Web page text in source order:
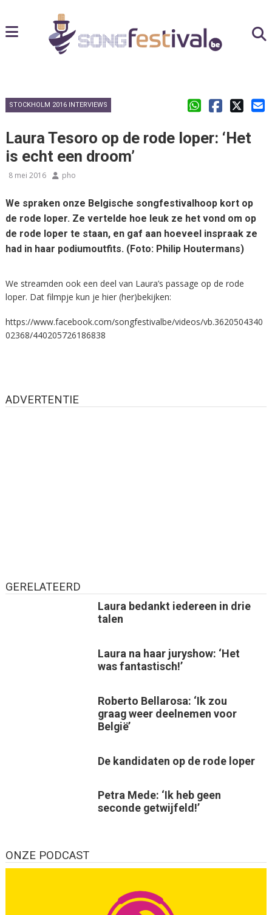
STOCKHOLM 2016 INTERVIEWS
Laura Tesoro op de rode loper: ‘Het
is echt een droom’
8 mei 2016 pho
We spraken onze Belgische songfestivalhoop kort op
de rode loper. Ze vertelde hoe leuk ze het vond om op
de rode loper te staan, en gaf aan hoeveel inspraak ze
had in haar podiumoutfits. (Foto: Philip Houtermans)
We streamden ook een deel van Laura’s passage op de rode
loper. Dat filmpje kun je hier (her)bekijken:
https://www.facebook.com/songfestivalbe/videos/vb.3620504340
02368/440205726186838
ADVERTENTIE
GERELATEERD
Laura bedankt iedereen in drie
talen
Laura na haar juryshow: ‘Het
was fantastisch!’
Roberto Bellarosa: ‘Ik zou
graag weer deelnemen voor
België’
De kandidaten op de rode loper
Petra Mede: ‘Ik heb geen
seconde getwijfeld!’
ONZE PODCAST